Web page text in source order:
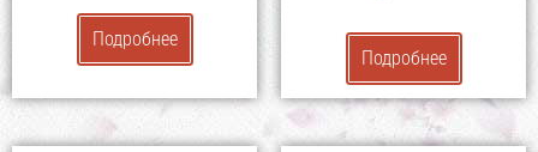
Подробнее
Подробнее